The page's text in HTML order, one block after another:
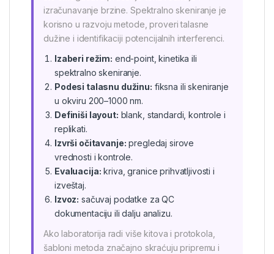
izračunavanje brzine. Spektralno skeniranje je
korisno u razvoju metode, proveri talasne
dužine i identifikaciji potencijalnih interferenci.
Izaberi režim: end-point, kinetika ili
spektralno skeniranje.
Podesi talasnu dužinu: fiksna ili skeniranje
u okviru 200–1000 nm.
Definiši layout: blank, standardi, kontrole i
replikati.
Izvrši očitavanje: pregledaj sirove
vrednosti i kontrole.
Evaluacija: kriva, granice prihvatljivosti i
izveštaj.
Izvoz: sačuvaj podatke za QC
dokumentaciju ili dalju analizu.
Ako laboratorija radi više kitova i protokola,
šabloni metoda značajno skraćuju pripremu i